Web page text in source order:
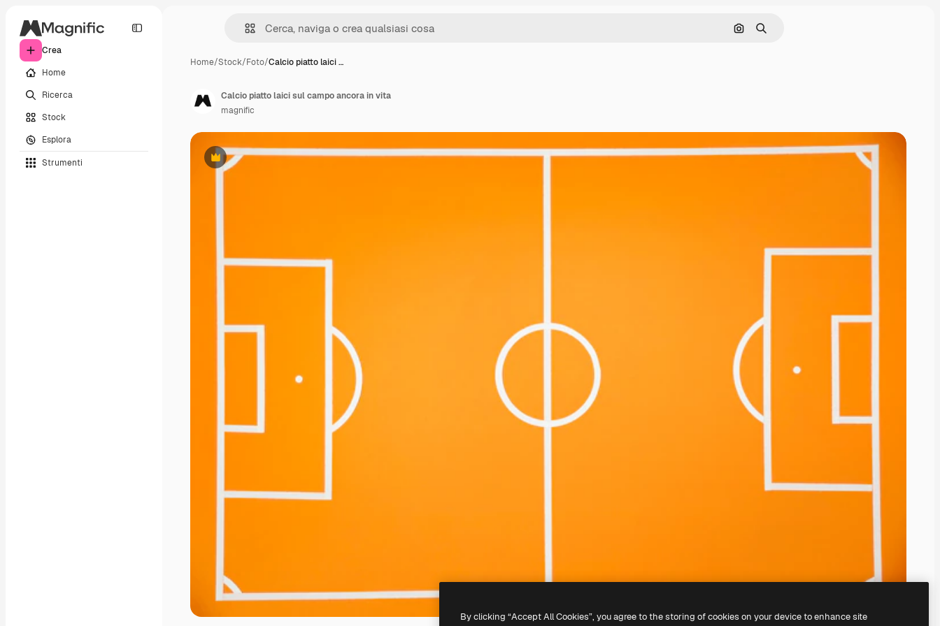
Crea
Home
Ricerca
Stock
Esplora
Strumenti
Cerca per immagine
Ricerca
Home/Stock/Foto/Calcio piatto laici …
Premium
Calcio piatto laici sul campo ancora in vita
magnific
By clicking “Accept All Cookies”, you agree to the storing of cookies on your device to enhance site